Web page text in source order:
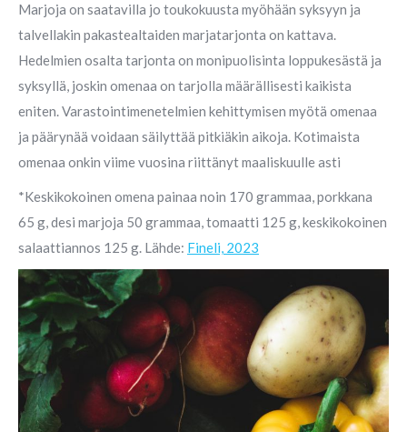
Marjoja on saatavilla jo toukokuusta myöhään syksyyn ja
talvellakin pakastealtaiden marjatarjonta on kattava.
Hedelmien osalta tarjonta on monipuolisinta loppukesästä ja
syksyllä, joskin omenaa on tarjolla määrällisesti kaikista
eniten. Varastointimenetelmien kehittymisen myötä omenaa
ja päärynää voidaan säilyttää pitkiäkin aikoja. Kotimaista
omenaa onkin viime vuosina riittänyt maaliskuulle asti
*Keskikokoinen omena painaa noin 170 grammaa, porkkana
65 g, desi marjoja 50 grammaa, tomaatti 125 g, keskikokoinen
salaattiannos 125 g. Lähde: Fineli, 2023